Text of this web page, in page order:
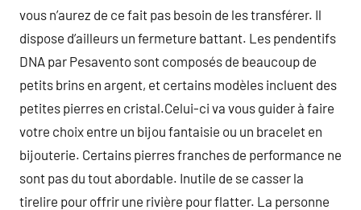
vous n’aurez de ce fait pas besoin de les transférer. Il
dispose d’ailleurs un fermeture battant. Les pendentifs
DNA par Pesavento sont composés de beaucoup de
petits brins en argent, et certains modèles incluent des
petites pierres en cristal.Celui-ci va vous guider à faire
votre choix entre un bijou fantaisie ou un bracelet en
bijouterie. Certains pierres franches de performance ne
sont pas du tout abordable. Inutile de se casser la
tirelire pour offrir une rivière pour flatter. La personne